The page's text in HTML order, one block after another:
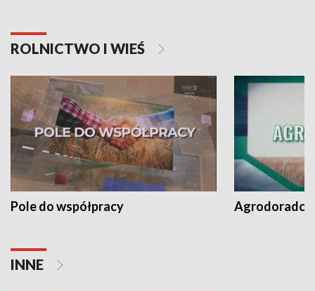
ROLNICTWO I WIEŚ
Pole do współpracy Agrodoradcy
INNE